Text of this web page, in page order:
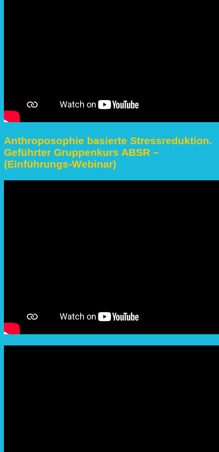
Anthroposophie basierte Stressreduktion.
Geführter Gruppenkurs ABSR –
(Einführungs-Webinar)